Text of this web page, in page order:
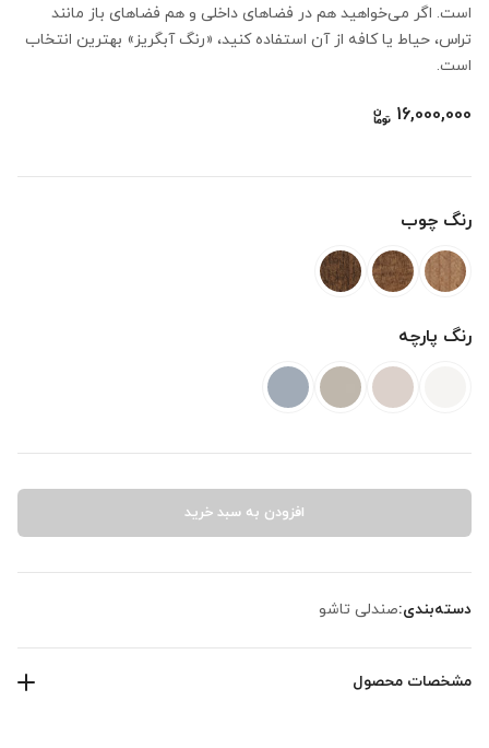
است. اگر می‌خواهید هم در فضاهای داخلی و هم فضاهای باز مانند
تراس، حیاط یا کافه از آن استفاده کنید، «رنگ آبگریز» بهترین انتخاب
است.
16,000,000
رنگ چوب
رنگ پارچه
افزودن به سبد خرید
دسته‌بندی:صندلی تاشو
مشخصات محصول